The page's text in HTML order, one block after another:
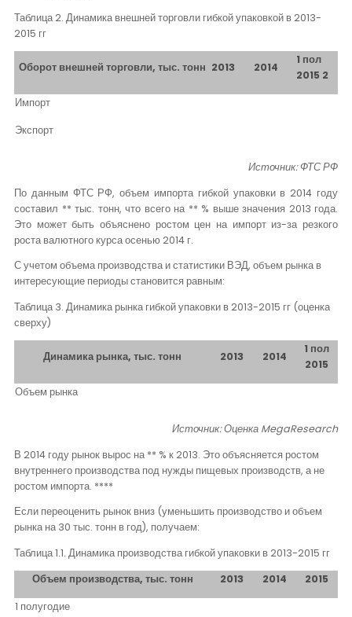
Таблица 2. Динамика внешней торговли гибкой упаковкой в 2013-
2015 гг
Оборот внешней торговли, тыс. тонн 2013 2014
1 пол
2015 2
Импорт
Экспорт
Источник: ФТС РФ
По данным ФТС РФ, объем импорта гибкой упаковки в 2014 году
составил ** тыс. тонн, что всего на ** % выше значения 2013 года.
Это может быть объяснено ростом цен на импорт из-за резкого
роста валютного курса осенью 2014 г.
С учетом объема производства и статистики ВЭД, объем рынка в
интересующие периоды становится равным:
Таблица 3. Динамика рынка гибкой упаковки в 2013-2015 гг (оценка
сверху)
Динамика рынка, тыс. тонн 2013 2014
1 пол
2015
Объем рынка
Источник: Оценка MegaResearch
В 2014 году рынок вырос на ** % к 2013. Это объясняется ростом
внутреннего производства под нужды пищевых производств, а не
ростом импорта. ****
Если переоценить рынок вниз (уменьшить производство и объем
рынка на 30 тыс. тонн в год), получаем:
Таблица 1.1. Динамика производства гибкой упаковки в 2013-2015 гг
Объем производства, тыс. тонн
2013 2014 2015
1 полугодие